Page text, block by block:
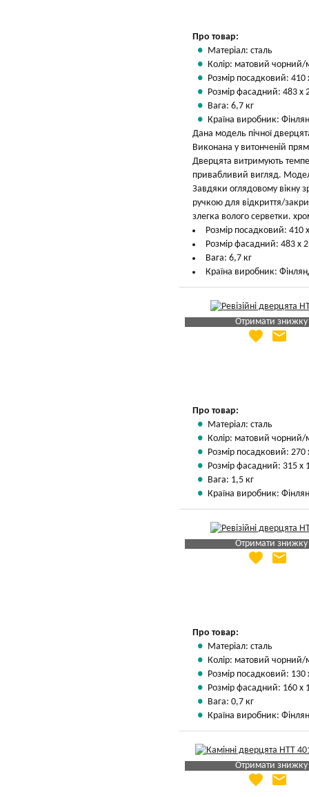
Про товар:
Матеріал: сталь
Колір: матовий
Розмір посадковий:
Розмір фасадний: 483 х
Вага: 6,7 кг
Країна виробник:
Дана модель пічної
Виконана у витонченій
Дверцята витримують
привабливий вигляд.
Завдяки оглядовому вікну
ручкою для відкриття/
злегка волого серветки.
Розмір посадковий: 410
Розмір фасадний: 483 х
Вага: 6,7 кг
Країна виробник:
Отримати знижку
Яка Ваша ціна
favorite email
Про товар:
Матеріал: сталь
Колір: матовий
Розмір посадковий:
Розмір фасадний: 315 х
Вага: 1,5 кг
Країна виробник:
Отримати знижку
Яка Ваша ціна
favorite email
Про товар:
Матеріал: сталь
Колір: матовий
Розмір посадковий:
Розмір фасадний: 160 х
Вага: 0,7 кг
Країна виробник:
Отримати знижку
Яка Ваша ціна
favorite email